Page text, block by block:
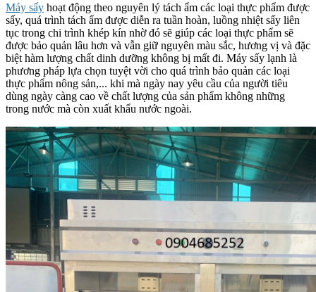
Máy sấy hoạt động theo nguyên lý tách ẩm các loại thực phẩm được
sấy, quá trình tách ẩm được diễn ra tuần hoàn, luồng nhiệt sấy liên
tục trong chi trình khép kín nhờ đó sẽ giúp các loại thực phẩm sẽ
được bảo quản lâu hơn và vẫn giữ nguyên màu sắc, hương vị và đặc
biệt hàm lượng chất dinh dưỡng không bị mất đi. Máy sấy lạnh là
phương pháp lựa chọn tuyệt vời cho quá trình bảo quản các loại
thực phẩm nông sản,... khi mà ngày nay yêu cầu của người tiêu
dùng ngày càng cao về chất lượng của sản phẩm không những
trong nước mà còn xuất khẩu nước ngoài.